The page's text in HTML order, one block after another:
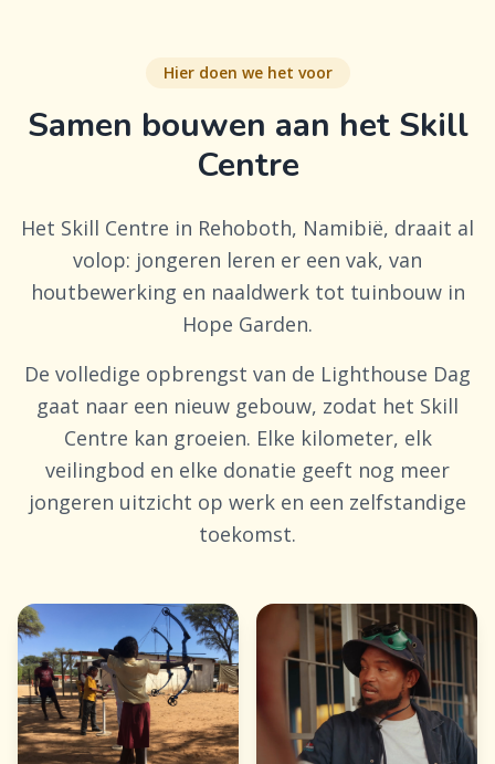
Hier doen we het voor
Samen bouwen aan het Skill
Centre
Het Skill Centre in Rehoboth, Namibië, draait al
volop: jongeren leren er een vak, van
houtbewerking en naaldwerk tot tuinbouw in
Hope Garden.
De volledige opbrengst van de Lighthouse Dag
gaat naar een nieuw gebouw, zodat het Skill
Centre kan groeien. Elke kilometer, elk
veilingbod en elke donatie geeft nog meer
jongeren uitzicht op werk en een zelfstandige
toekomst.